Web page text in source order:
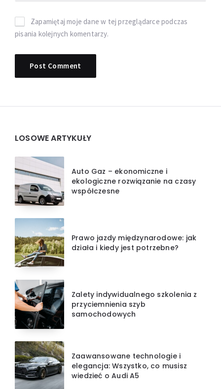
Zapamiętaj moje dane w tej przeglądarce podczas
pisania kolejnych komentarzy.
Widgets
LOSOWE ARTYKUŁY
Auto Gaz – ekonomiczne i
ekologiczne rozwiązanie na czasy
współczesne
Prawo jazdy międzynarodowe: jak
działa i kiedy jest potrzebne?
Zalety indywidualnego szkolenia z
przyciemnienia szyb
samochodowych
Zaawansowane technologie i
elegancja: Wszystko, co musisz
wiedzieć o Audi A5